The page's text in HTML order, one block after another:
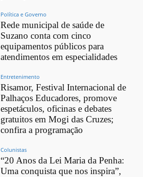
Política e Governo
Rede municipal de saúde de
Suzano conta com cinco
equipamentos públicos para
atendimentos em especialidades
Entretenimento
Risamor, Festival Internacional de
Palhaços Educadores, promove
espetáculos, oficinas e debates
gratuitos em Mogi das Cruzes;
confira a programação
Colunistas
“20 Anos da Lei Maria da Penha:
Uma conquista que nos inspira”,